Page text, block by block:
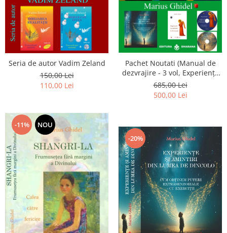
Seria de autor Vadim Zeland
150,00 Lei
110,00 Lei
Pachet Noutati (Manual de
dezvrajire - 3 vol, Experiențe
și amintiri, Rugăciunile
Luceafarului de dimineata) -
Marius Ghidel
685,00 Lei
500,00 Lei
-11% NOU
-20%